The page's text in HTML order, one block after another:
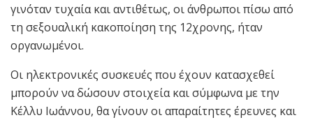
γινόταν τυχαία και αντιθέτως, οι άνθρωποι πίσω από
τη σεξουαλική κακοποίηση της 12χρονης, ήταν
οργανωμένοι.
Οι ηλεκτρονικές συσκευές που έχουν κατασχεθεί
μπορούν να δώσουν στοιχεία και σύμφωνα με την
Κέλλυ Ιωάννου, θα γίνουν οι απαραίτητες έρευνες και